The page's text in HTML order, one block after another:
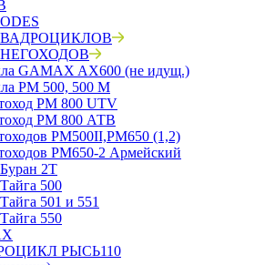
GAMAX AX600 (не идущ.)
РМ 500, 500 М
РМ 800 UTV
РМ 800 АТВ
РМ500II,РМ650 (1,2)
РМ650-2 Армейский
Буран 2Т
500
501 и 551
550
РЫСЬ110